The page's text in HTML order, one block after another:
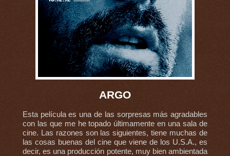
ARGO
Esta película es una de las sorpresas más agradables
con las que me he topado últimamente en una sala de
cine. Las razones son las siguientes, tiene muchas de
las cosas buenas del cine que viene de los U.S.A., es
decir, es una producción potente, muy bien ambientada